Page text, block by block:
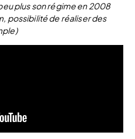
plus son régime en 2008
possibilité de réaliser des